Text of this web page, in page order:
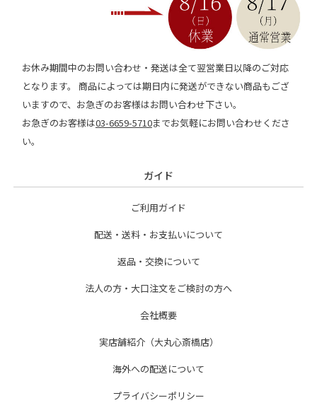
お休み期間中のお問い合わせ・発送は全て翌営業日以降のご対応
となります。 商品によっては期日内に発送ができない商品もござ
いますので、お急ぎのお客様はお問い合わせ下さい。
お急ぎのお客様は03-6659-5710までお気軽にお問い合わせくださ
い。
ガイド
ご利用ガイド
配送・送料・お支払いについて
返品・交換について
法人の方・大口注文をご検討の方へ
会社概要
実店舗紹介（大丸心斎橋店）
海外への配送について
プライバシーポリシー